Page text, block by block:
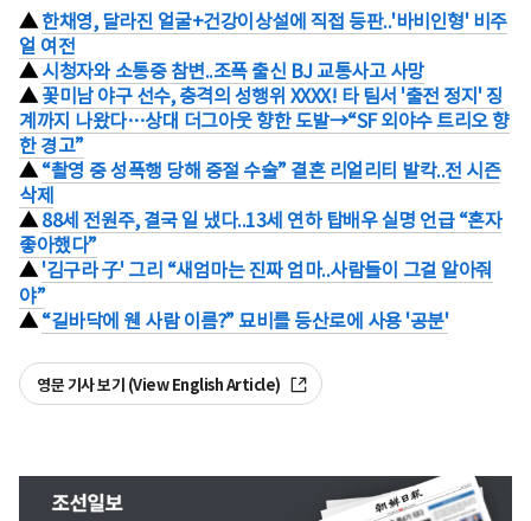
▲한채영, 달라진 얼굴+건강이상설에 직접 등판..'바비인형' 비주
얼 여전
▲ 시청자와 소통중 참변..조폭 출신 BJ 교통사고 사망
▲ 꽃미남 야구 선수, 충격의 성행위 XXXX! 타 팀서 '출전 정지' 징
계까지 나왔다…상대 더그아웃 향한 도발→“SF 외야수 트리오 향
한 경고”
▲ “촬영 중 성폭행 당해 중절 수술” 결혼 리얼리티 발칵..전 시즌
삭제
▲ 88세 전원주, 결국 일 냈다..13세 연하 탑배우 실명 언급 “혼자
좋아했다”
▲ '김구라 子' 그리 “새엄마는 진짜 엄마..사람들이 그걸 알아줘
야”
▲ “길바닥에 웬 사람 이름?” 묘비를 등산로에 사용 '공분'
영문 기사 보기 (View English Article)